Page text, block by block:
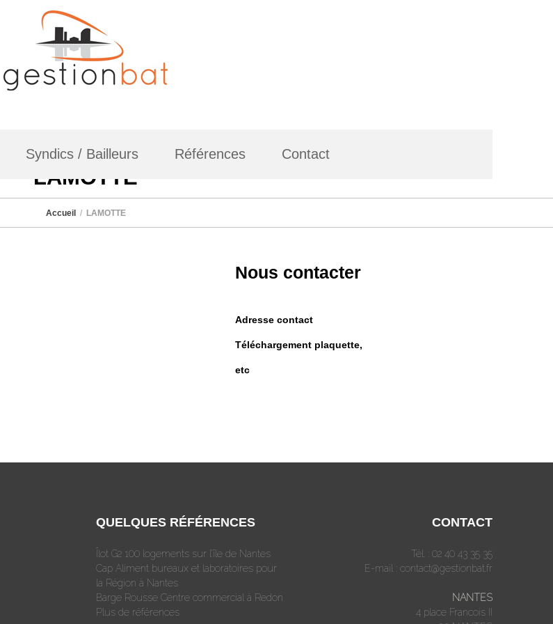
Syndics / Bailleurs Références Contact
LAMOTTE
Accueil LAMOTTE
Nous contacter
Adresse contact
Téléchargement plaquette,
etc
QUELQUES RÉFÉRENCES
Îlot G2 100 logements sur l’île de Nantes
Cap Aliment bureaux et laboratoires pour
la Région à Nantes
Barge Rousse Centre commercial à Redon
Plus de références
CONTACT
Tél. : 02 40 43 35 35
E-mail : contact@gestionbat.fr
NANTES
4 place Francois II